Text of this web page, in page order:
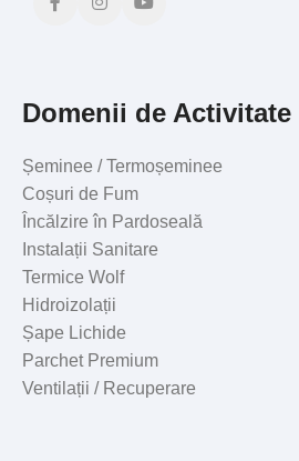
Domenii de Activitate
Șeminee / Termoșeminee
Coșuri de Fum
Încălzire în Pardoseală
Instalații Sanitare
Termice Wolf
Hidroizolații
Șape Lichide
Parchet Premium
Ventilații / Recuperare